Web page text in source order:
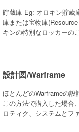
貯蔵庫 Eg: オロキン貯蔵
庫または宝物庫
キンの特別なロッカーの
設計図/Warframe
ほとんどのWarframeの設
この方法で購入した場合
ロティク、システムとフ